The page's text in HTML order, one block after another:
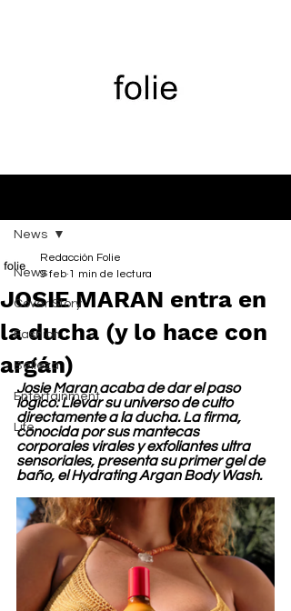
News
Cover Story
Fashion
Belleza
Entertainment
Life
News
JOSIE MARAN entra en
la ducha (y lo hace con
argán)
Redacción Folie
9 feb 1 min de lectura
Josie Maran acaba de dar el paso
lógico: Llevar su universo de culto
directamente a la ducha. La firma,
conocida por sus mantecas
corporales virales y exfoliantes ultra
sensoriales, presenta su primer gel de
baño, el Hydrating Argan Body Wash.